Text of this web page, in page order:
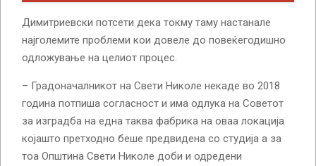
Димитриевски потсети дека токму таму настанале
најголемите проблеми кои довеле до повеќегодишно
одложување на целиот процес.
– Градоначалникот на Свети Николе некаде во 2018
година потпиша согласност и има одлука на Советот
за изградба на една таква фабрика на оваа локација
којашто претходно беше предвидена со студија а за
тоа Општина Свети Николе доби и одредени